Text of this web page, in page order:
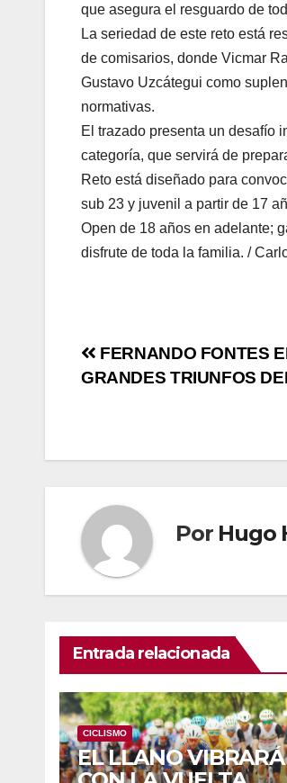
que asegura el resguardo de
La seriedad de este reto está
de comisarios, donde Vicmar
Gustavo Uzcátegui como
normativas.
El trazado presenta un desafío
categoría, que servirá de
Reto está diseñado para
sub 23 y juvenil a partir de 17
Open de 18 años en adelante;
disfrute de toda la familia. /
FERNANDO FONTES
GRANDES TRIUNFOS
Por Hugo
Entrada relacionada
CICLISMO
EL LLANO VIBRARÁ